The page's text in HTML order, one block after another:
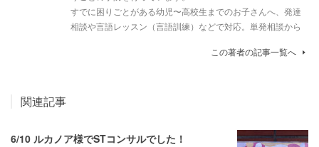
すでに困りごとがある幼児〜高校生までのお子さんへ、発達
相談や言語レッスン（言語訓練）などで対応。単発相談から
この著者の記事一覧へ
関連記事
6/10 ルカノア様でSTコンサルでした！